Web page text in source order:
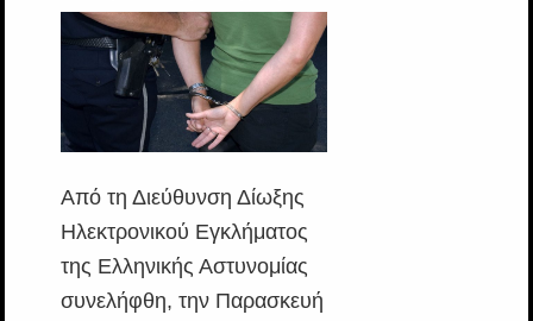
Από τη Διεύθυνση Δίωξης
Ηλεκτρονικού Εγκλήματος
της Ελληνικής Αστυνομίας
συνελήφθη, την Παρασκευή